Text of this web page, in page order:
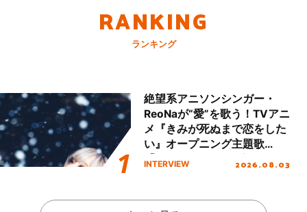
RANKING
ランキング
絶望系アニソンシンガー・
ReoNaが“愛”を歌う！TVアニ
メ『きみが死ぬまで恋をした
い』オープニング主題歌
「Amore」インタビュー
INTERVIEW 2026.08.03